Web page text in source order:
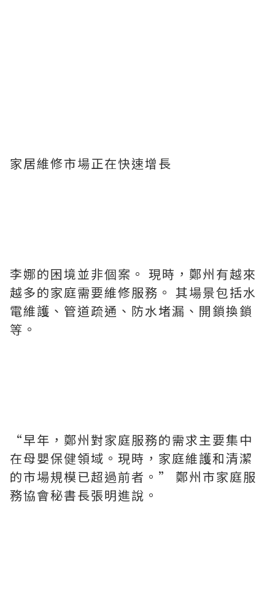
家居維修市場正在快速增長
李娜的困境並非個案。 現時，鄭州有越來
越多的家庭需要維修服務。 其場景包括水
電維護、管道疏通、防水堵漏、開鎖換鎖
等。
“早年，鄭州對家庭服務的需求主要集中
在母嬰保健領域。現時，家庭維護和清潔
的市場規模已超過前者。” 鄭州市家庭服
務協會秘書長張明進說。